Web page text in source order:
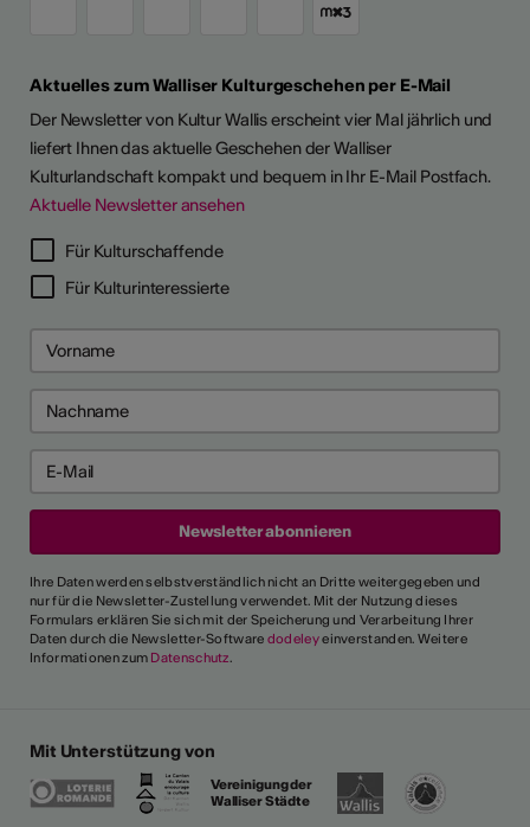
Aktuelles zum Walliser Kulturgeschehen per E-Mail
Der Newsletter von Kultur Wallis erscheint vier Mal jährlich und
liefert Ihnen das aktuelle Geschehen der Walliser
Kulturlandschaft kompakt und bequem in Ihr E-Mail Postfach.
Aktuelle Newsletter ansehen
Für Kulturschaffende
Für Kulturinteressierte
Ihre Daten werden selbstverständlich nicht an Dritte weitergegeben und
nur für die Newsletter-Zustellung verwendet. Mit der Nutzung dieses
Formulars erklären Sie sich mit der Speicherung und Verarbeitung Ihrer
Daten durch die Newsletter-Software dodeleyeinverstanden. Weitere
Informationen zum Datenschutz.
Mit Unterstützung von
Vereinigung der
Walliser Städte